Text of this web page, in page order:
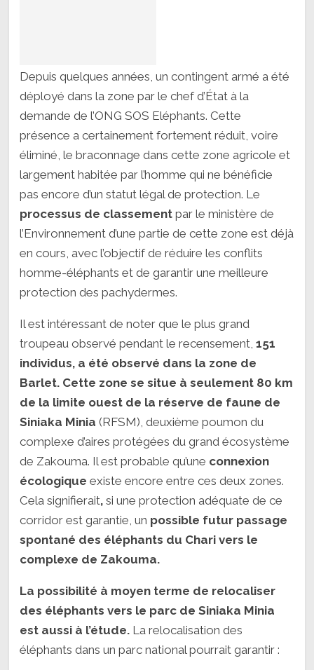
Depuis quelques années, un contingent armé a été
déployé dans la zone par le chef d’État à la
demande de l’ONG SOS Eléphants. Cette
présence a certainement fortement réduit, voire
éliminé, le braconnage dans cette zone agricole et
largement habitée par l’homme qui ne bénéficie
pas encore d’un statut légal de protection. Le
processus de classement par le ministère de
l’Environnement d’une partie de cette zone est déjà
en cours, avec l’objectif de réduire les conflits
homme-éléphants et de garantir une meilleure
protection des pachydermes.
Il est intéressant de noter que le plus grand
troupeau observé pendant le recensement,151
individus, a été observé dans la zone de
Barlet. Cette zone se situe à seulement 80 km
de la limite ouest de la réserve de faune de
Siniaka Minia (RFSM), deuxième poumon du
complexe d’aires protégées du grand écosystème
de Zakouma. Il est probable qu’une connexion
écologique existe encore entre ces deux zones.
Cela signifierait, si une protection adéquate de ce
corridor est garantie, un possible futur passage
spontané des éléphants du Chari vers le
complexe de Zakouma.
La possibilité à moyen terme de relocaliser
des éléphants vers le parc de Siniaka Minia
est aussi à l’étude. La relocalisation des
éléphants dans un parc national pourrait garantir :